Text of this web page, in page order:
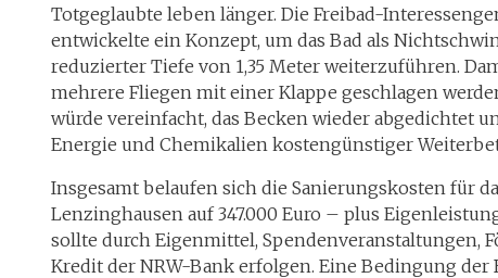
Totgeglaubte leben länger. Die Freibad-
entwickelte ein Konzept, um das Bad als
reduzierter Tiefe von 1,35 Meter weiterzuführen.
mehrere Fliegen mit einer Klappe geschlagen
würde vereinfacht, das Becken wieder abgedichtet
Energie und Chemikalien kostengünstiger
Insgesamt belaufen sich die Sanierungskosten für
Lenzinghausen auf 347.000 Euro – plus
sollte durch Eigenmittel, Spendenveranstaltungen,
Kredit der NRW-Bank erfolgen. Eine Bedingung der